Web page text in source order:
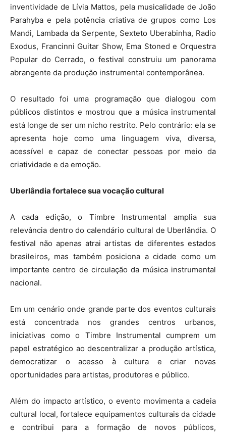
inventividade de Lívia Mattos, pela musicalidade de João
Parahyba e pela potência criativa de grupos como Los
Mandi, Lambada da Serpente, Sexteto Uberabinha, Radio
Exodus, Francinni Guitar Show, Ema Stoned e Orquestra
Popular do Cerrado, o festival construiu um panorama
abrangente da produção instrumental contemporânea.
O resultado foi uma programação que dialogou com
públicos distintos e mostrou que a música instrumental
está longe de ser um nicho restrito. Pelo contrário: ela se
apresenta hoje como uma linguagem viva, diversa,
acessível e capaz de conectar pessoas por meio da
criatividade e da emoção.
Uberlândia fortalece sua vocação cultural
A cada edição, o Timbre Instrumental amplia sua
relevância dentro do calendário cultural de Uberlândia. O
festival não apenas atrai artistas de diferentes estados
brasileiros, mas também posiciona a cidade como um
importante centro de circulação da música instrumental
nacional.
Em um cenário onde grande parte dos eventos culturais
está concentrada nos grandes centros urbanos,
iniciativas como o Timbre Instrumental cumprem um
papel estratégico ao descentralizar a produção artística,
democratizar o acesso à cultura e criar novas
oportunidades para artistas, produtores e público.
Além do impacto artístico, o evento movimenta a cadeia
cultural local, fortalece equipamentos culturais da cidade
e contribui para a formação de novos públicos,